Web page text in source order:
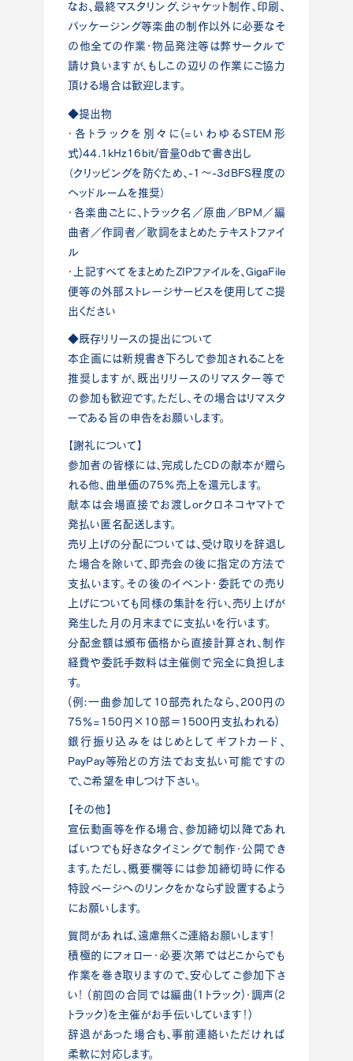
なお、最終マスタリング、ジャケット制作、印刷、
パッケージング等楽曲の制作以外に必要なそ
の他全ての作業・物品発注等は弊サークルで
請け負いますが、もしこの辺りの作業にご協力
頂ける場合は歓迎します。
◆提出物
・各トラックを別々に(=いわゆるSTEM形
式)44.1kHz16bit/音量0dbで書き出し
（クリッピングを防ぐため、-1〜-3dBFS程度の
ヘッドルームを推奨）
・各楽曲ごとに、トラック名／原曲／BPM／編
曲者／作詞者／歌詞をまとめたテキストファイ
ル
・上記すべてをまとめたZIPファイルを、GigaFile
便等の外部ストレージサービスを使用してご提
出ください
◆既存リリースの提出について
本企画には新規書き下ろしで参加されることを
推奨しますが、既出リリースのリマスター等で
の参加も歓迎です。ただし、その場合はリマスタ
ーである旨の申告をお願いします。
【謝礼について】
参加者の皆様には、完成したCDの献本が贈ら
れる他、曲単価の75%売上を還元します。
献本は会場直接でお渡しorクロネコヤマトで
発払い匿名配送します。
売り上げの分配については、受け取りを辞退し
た場合を除いて、即売会の後に指定の方法で
支払います。その後のイベント・委託での売り
上げについても同様の集計を行い、売り上げが
発生した月の月末までに支払いを行います。
分配金額は頒布価格から直接計算され、制作
経費や委託手数料は主催側で完全に負担しま
す。
(例:一曲参加して10部売れたなら、200円の
75％=150円×10部＝1500円支払われる)
銀行振り込みをはじめとしてギフトカード、
PayPay等殆どの方法でお支払い可能ですの
で、ご希望を申しつけ下さい。
【その他】
宣伝動画等を作る場合、参加締切以降であれ
ばいつでも好きなタイミングで制作・公開でき
ます。ただし、概要欄等には参加締切時に作る
特設ページへのリンクをかならず設置するよう
にお願いします。
質問があれば、遠慮無くご連絡お願いします！
積極的にフォロー・必要次第ではどこからでも
作業を巻き取りますので、安心してご参加下さ
い！ (前回の合同では編曲(1トラック)・調声(2
トラック)を主催がお手伝いしています！)
辞退があった場合も、事前連絡いただければ
柔軟に対応します。